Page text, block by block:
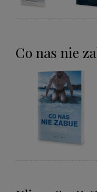
Co nas nie